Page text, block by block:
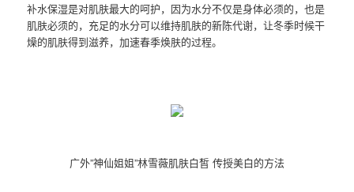
补水保湿是对肌肤最大的呵护，因为水分不仅是身体必须的，也是
肌肤必须的，充足的水分可以维持肌肤的新陈代谢，让冬季时候干
燥的肌肤得到滋养，加速春季焕肤的过程。
广外”神仙姐姐”林雪薇肌肤白皙 传授美白的方法